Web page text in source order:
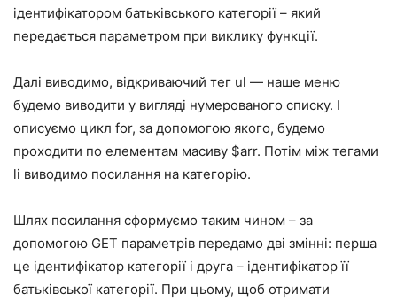
ідентифікатором батьківського категорії – який
передається параметром при виклику функції.
Далі виводимо, відкриваючий тег ul — наше меню
будемо виводити у вигляді нумерованого списку. І
описуємо цикл for, за допомогою якого, будемо
проходити по елементам масиву $arr. Потім між тегами
li виводимо посилання на категорію.
Шлях посилання сформуємо таким чином – за
допомогою GET параметрів передамо дві змінні: перша
це ідентифікатор категорії і друга – ідентифікатор її
батьківської категорії. При цьому, щоб отримати